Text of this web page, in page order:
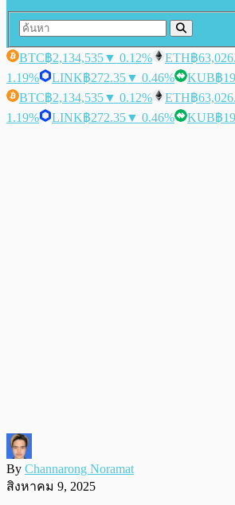
BTC฿2,134,535▼ 0.12% ETH฿
1.19%
LINK฿272.35▼ 0.46% KUB฿
BTC฿2,134,535▼ 0.12% ETH฿
1.19%
LINK฿272.35▼ 0.46% KUB฿
By Channarong Noramat
สิงหาคม 9, 2025